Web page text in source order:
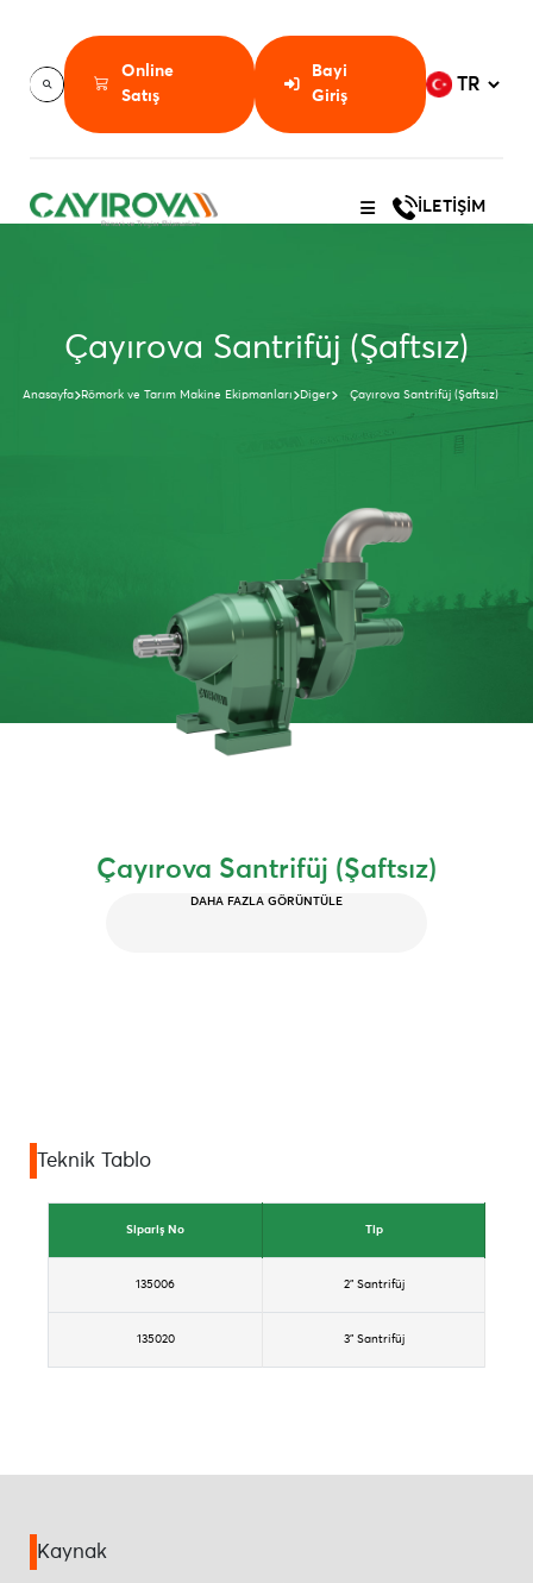
Online
Satış
Bayi
Giriş
İLETİŞİM
Çayırova Santrifüj (Şaftsız)
Anasayfa Römork ve Tarım Makine Ekipmanları Diger Çayırova Santrifüj (Şaftsız)
Çayırova Santrifüj (Şaftsız)
DAHA FAZLA GÖRÜNTÜLE
Teknik Tablo
Sipariş No Tip
135006 2" Santrifüj
135020 3" Santrifüj
Kaynak